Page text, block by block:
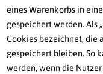
eines Warenkorbs in
gespeichert werden. Als
Cookies bezeichnet, die
gespeichert bleiben. So
werden, wenn die